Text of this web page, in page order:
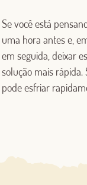
Se você está
uma hora antes e,
em seguida, deixar
solução mais rápida.
pode esfriar